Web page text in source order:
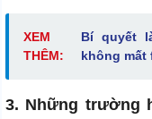
XEM
THÊM:
Bí quyết
không mất
3. Những trường